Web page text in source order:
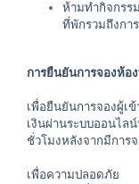
ห้ามทำกิจกร
ที่พักรวมถึงกา
การยืนยันการจองห้อ
เพื่อยืนยันการจองผู้เ
เงินผ่านระบบออน
ชั่วโมงหลังจากมีการ
เพื่อความปลอดภัย